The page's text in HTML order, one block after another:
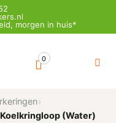
morgen in huis*
0
›
(Water)